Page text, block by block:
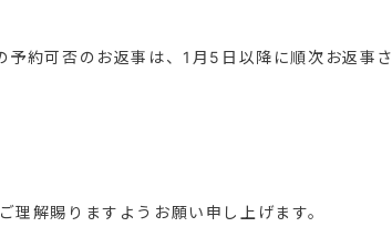
約可否のお返事は、1月5日以降に順次お返事さ
理解賜りますようお願い申し上げます。